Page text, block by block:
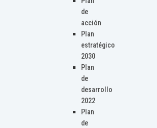
de
acción
Plan
estratégico
2030
Plan
de
desarrollo
2022
Plan
de